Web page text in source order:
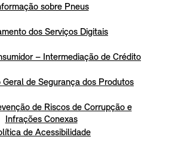
sobre Pneus
dos Serviços Digitais
– Intermediação de Crédito
Geral de Segurança dos Produtos
de Riscos de Corrupção e
Infrações Conexas
de Acessibilidade